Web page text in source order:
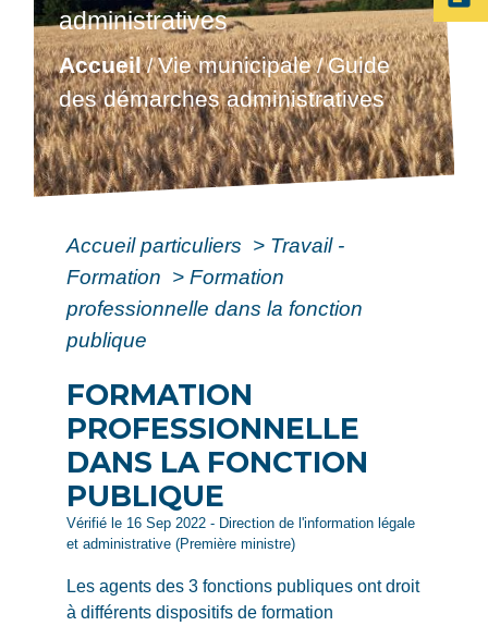
administratives
Accueil/Vie municipale/Guide
des démarches administratives
Accueil particuliers > Travail -
Formation > Formation
professionnelle dans la fonction
publique
FORMATION
PROFESSIONNELLE
DANS LA FONCTION
PUBLIQUE
Vérifié le 16 Sep 2022 - Direction de l'information légale
et administrative (Première ministre)
Les agents des 3 fonctions publiques ont droit
à différents dispositifs de formation